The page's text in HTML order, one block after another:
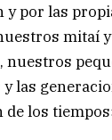
por las
mitaí
nuestros
las
los